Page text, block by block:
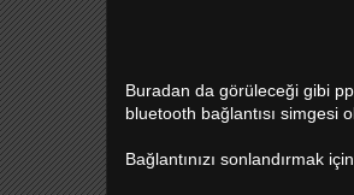
Buradan da görüleceği gibi
bluetooth bağlantısı simgesi
Bağlantınızı sonlandırmak